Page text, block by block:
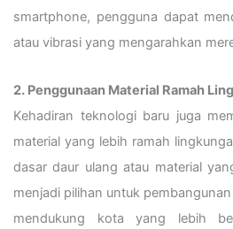
smartphone, pengguna dapat
atau vibrasi yang mengarahkan
2. Penggunaan Material Ramah
Kehadiran teknologi baru juga
material yang lebih ramah
dasar daur ulang atau material
menjadi pilihan untuk
mendukung kota yang lebih